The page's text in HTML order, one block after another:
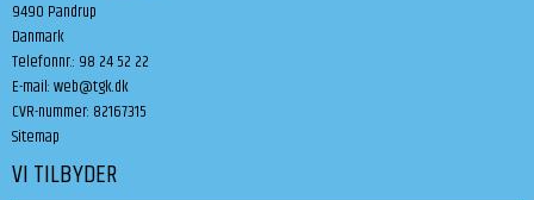
9490 Pandrup
Danmark
Telefonnr.: 98 24 52 22
E-mail:web@tgk.dk
CVR-nummer: 82167315
Sitemap
VI TILBYDER